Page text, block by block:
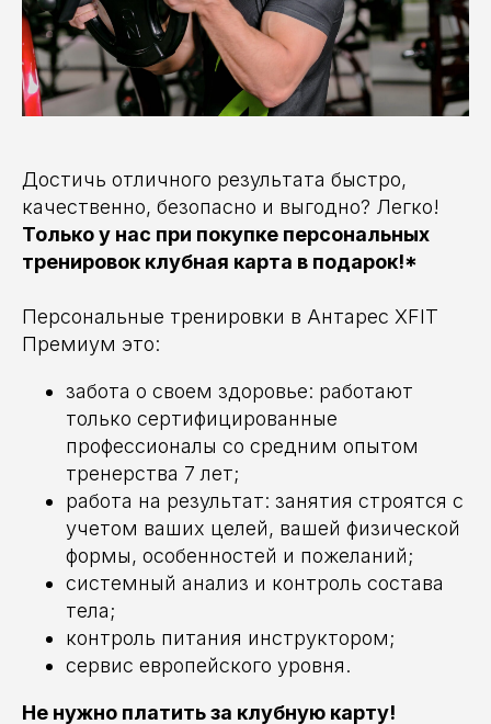
Достичь отличного результата быстро,
качественно, безопасно и выгодно? Легко!
Только у нас при покупке персональных
тренировок клубная карта в подарок!*
Персональные тренировки в Антарес XFIT
Премиум это:
забота о своем здоровье: работают
только сертифицированные
профессионалы со средним опытом
тренерства 7 лет;
работа на результат: занятия строятся с
учетом ваших целей, вашей физической
формы, особенностей и пожеланий;
системный анализ и контроль состава
тела;
контроль питания инструктором;
сервис европейского уровня.
Не нужно платить за клубную карту!